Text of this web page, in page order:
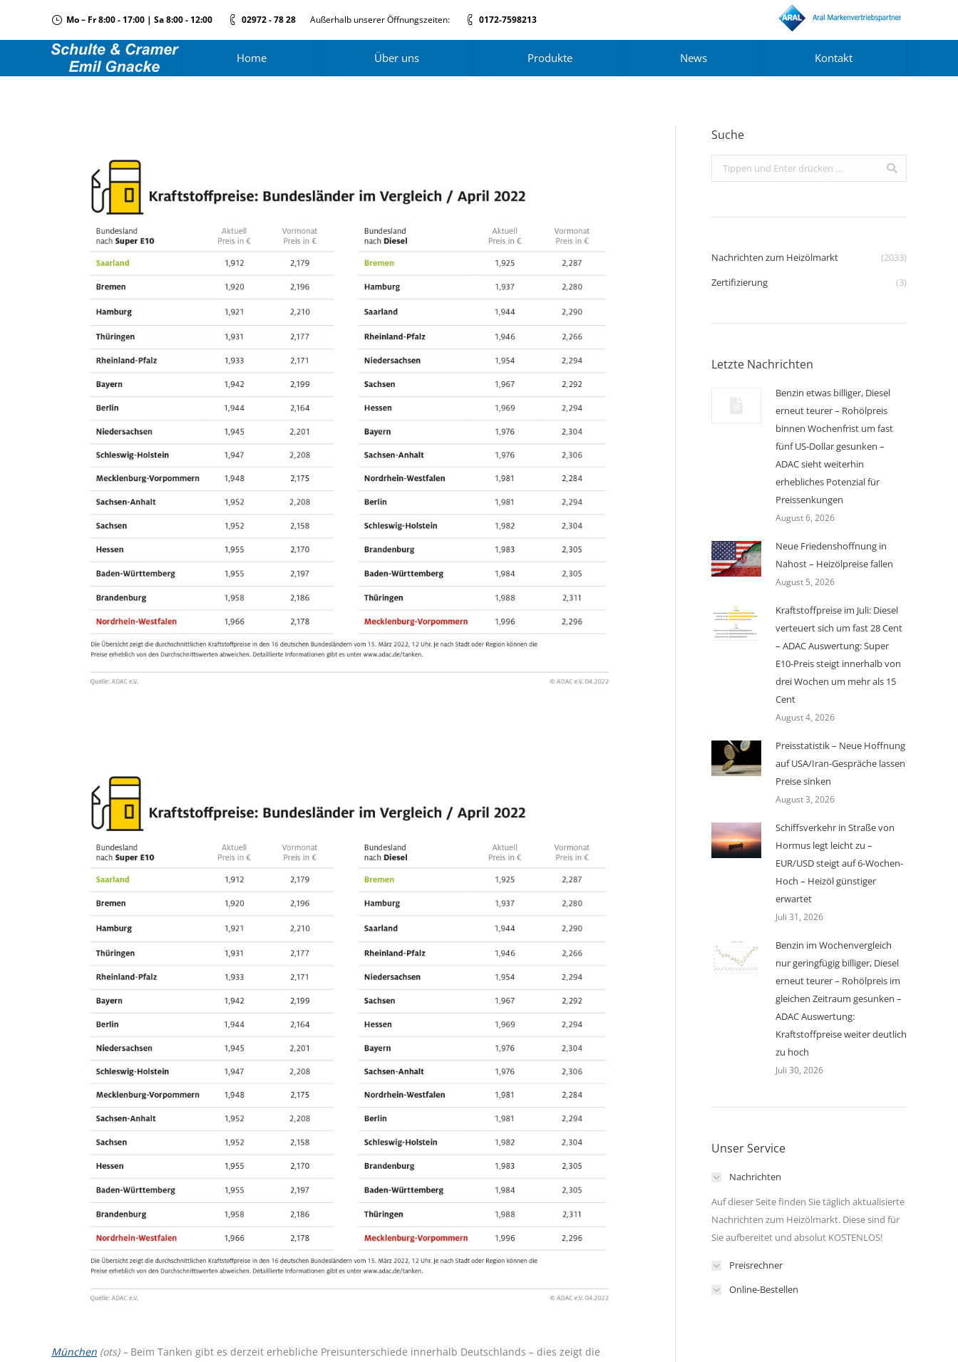
Mo – Fr 8:00 - 17:00 | Sa 8:00 - 12:00 02972 - 78 28 Außerhalb unserer Öffnungszeiten: 0172-7598213
Home Über uns Produkte News Kontakt
München (ots) – Beim Tanken gibt es derzeit erhebliche Preisunterschiede innerhalb Deutschlands – dies zeigt die
Suche
Search:
Nachrichten zum Heizölmarkt
(2033)
Zertifizierung
(3)
Letzte Nachrichten
Benzin etwas billiger, Diesel
erneut teurer – Rohölpreis
binnen Wochenfrist um fast
fünf US-Dollar gesunken –
ADAC sieht weiterhin
erhebliches Potenzial für
Preissenkungen
August 6, 2026
Neue Friedenshoffnung in
Nahost – Heizölpreise fallen
August 5, 2026
Kraftstoffpreise im Juli: Diesel
verteuert sich um fast 28 Cent
– ADAC Auswertung: Super
E10-Preis steigt innerhalb von
drei Wochen um mehr als 15
Cent
August 4, 2026
Preisstatistik – Neue Hoffnung
auf USA/Iran-Gespräche lassen
Preise sinken
August 3, 2026
Schiffsverkehr in Straße von
Hormus legt leicht zu –
EUR/USD steigt auf 6-Wochen-
Hoch – Heizöl günstiger
erwartet
Juli 31, 2026
Benzin im Wochenvergleich
nur geringfügig billiger, Diesel
erneut teurer – Rohölpreis im
gleichen Zeitraum gesunken –
ADAC Auswertung:
Kraftstoffpreise weiter deutlich
zu hoch
Juli 30, 2026
Unser Service
Nachrichten
Auf dieser Seite finden Sie täglich aktualisierte
Nachrichten zum Heizölmarkt. Diese sind für
Sie aufbereitet und absolut KOSTENLOS!
Preisrechner
Online-Bestellen